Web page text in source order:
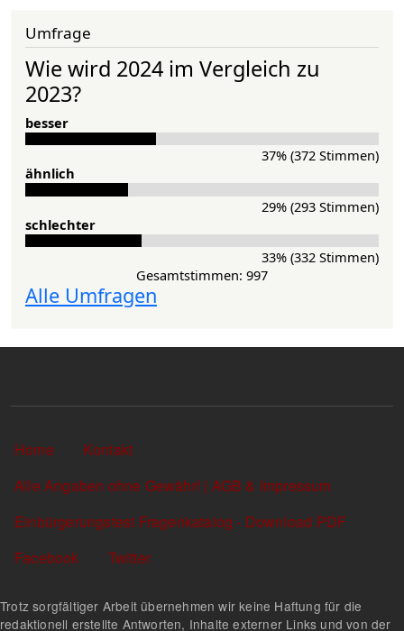
Umfrage
Wie wird 2024 im Vergleich zu
2023?
besser
37% (372 Stimmen)
ähnlich
29% (293 Stimmen)
schlechter
33% (332 Stimmen)
Gesamtstimmen: 997
Alle Umfragen
Sekundärlinks
Home
Kontakt
Alle Angaben ohne Gewähr! | AGB & Impressum
Einbürgerungstest Fragenkatalog - Download PDF
Facebook
Twitter
Trotz sorgfältiger Arbeit übernehmen wir keine Haftung für die
redaktionell erstellte Antworten, Inhalte externer Links und von der